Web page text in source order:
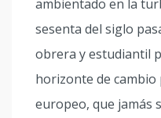
ambientado en la
sesenta del siglo
obrera y estudiantil
horizonte de
europeo, que jamás